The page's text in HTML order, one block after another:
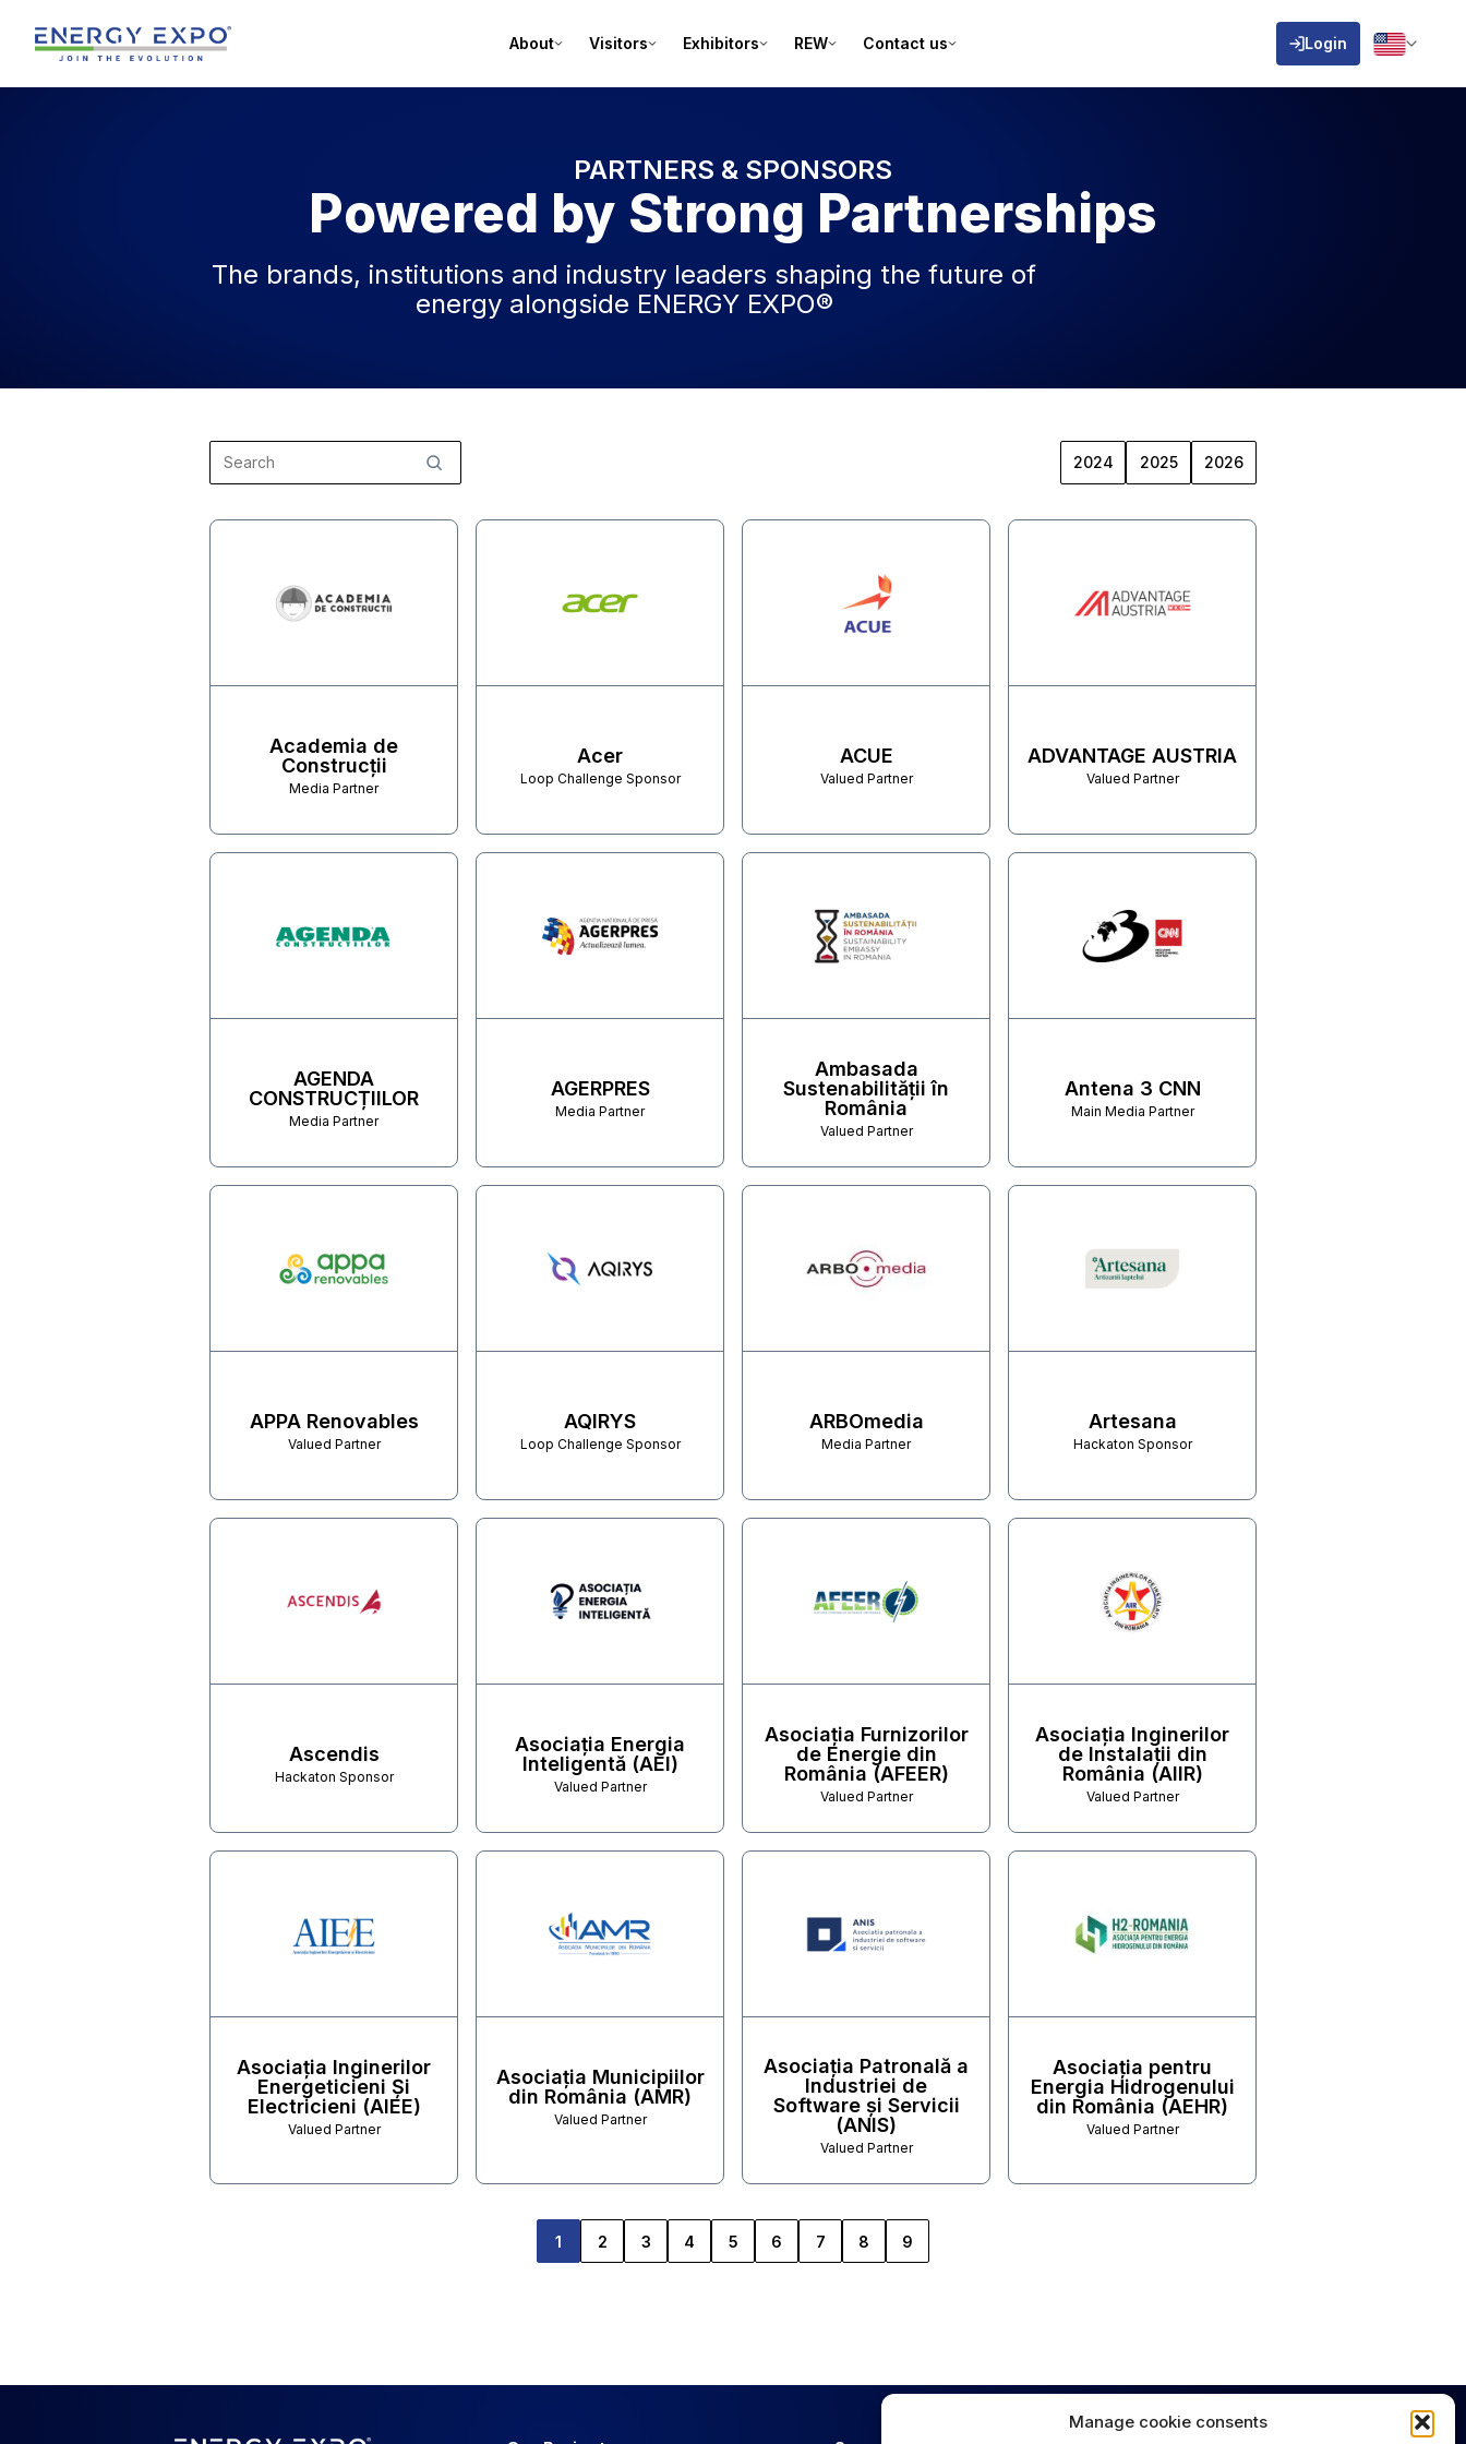
Manage cookie consents
content
About Visitors Exhibitors REW Contact us Login
PARTNERS & SPONSORS
Powered by Strong Partnerships
The brands, institutions and industry leaders shaping the future of
energy alongside ENERGY EXPO®
Search
2024 2025 2026
Academia de
Construcții
Media Partner
Acer
Loop Challenge Sponsor
ACUE
Valued Partner
ADVANTAGE AUSTRIA
Valued Partner
AGENDA
CONSTRUCȚIILOR
Media Partner
AGERPRES
Media Partner
Ambasada
Sustenabilității în
România
Valued Partner
Antena 3 CNN
Main Media Partner
APPA Renovables
Valued Partner
AQIRYS
Loop Challenge Sponsor
ARBOmedia
Media Partner
Artesana
Hackaton Sponsor
Ascendis
Hackaton Sponsor
Asociația Energia
Inteligentă (AEI)
Valued Partner
Asociația Furnizorilor
de Energie din
România (AFEER)
Valued Partner
Asociația Inginerilor
de Instalații din
România (AIIR)
Valued Partner
Asociația Inginerilor
Energeticieni Și
Electricieni (AIEE)
Valued Partner
Asociația Municipiilor
din România (AMR)
Valued Partner
Asociația Patronală a
Industriei de
Software și Servicii
(ANIS)
Valued Partner
Asociația pentru
Energia Hidrogenului
din România (AEHR)
Valued Partner
1 2 3 4 5 6 7 8 9